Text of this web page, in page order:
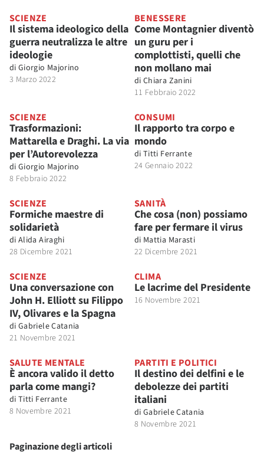
SCIENZE
Il sistema ideologico della
guerra neutralizza le altre
ideologie
di Giorgio Majorino
3 Marzo 2022
BENESSERE
Come Montagnier diventò
un guru per i
complottisti, quelli che
non mollano mai
di Chiara Zanini
11 Febbraio 2022
SCIENZE
Trasformazioni:
Mattarella e Draghi. La via
per l’Autorevolezza
di Giorgio Majorino
8 Febbraio 2022
CONSUMI
Il rapporto tra corpo e
mondo
di Titti Ferrante
24 Gennaio 2022
SCIENZE
Formiche maestre di
solidarietà
di Alida Airaghi
28 Dicembre 2021
SANITÀ
Che cosa (non) possiamo
fare per fermare il virus
di Mattia Marasti
22 Dicembre 2021
SCIENZE
Una conversazione con
John H. Elliott su Filippo
IV, Olivares e la Spagna
di Gabriele Catania
21 Novembre 2021
CLIMA
Le lacrime del Presidente
16 Novembre 2021
SALUTE MENTALE
È ancora valido il detto
parla come mangi?
di Titti Ferrante
8 Novembre 2021
PARTITI E POLITICI
Il destino dei delfini e le
debolezze dei partiti
italiani
di Gabriele Catania
8 Novembre 2021
Paginazione degli articoli